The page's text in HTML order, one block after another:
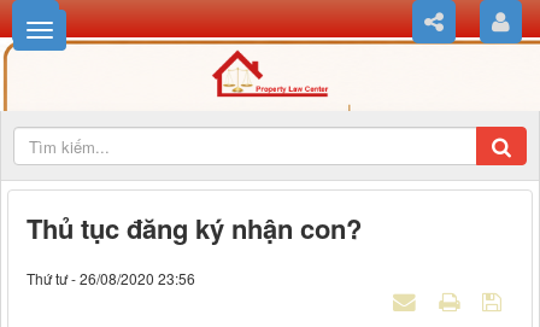
Thủ tục đăng ký nhận con?
Thứ tư - 26/08/2020 23:56